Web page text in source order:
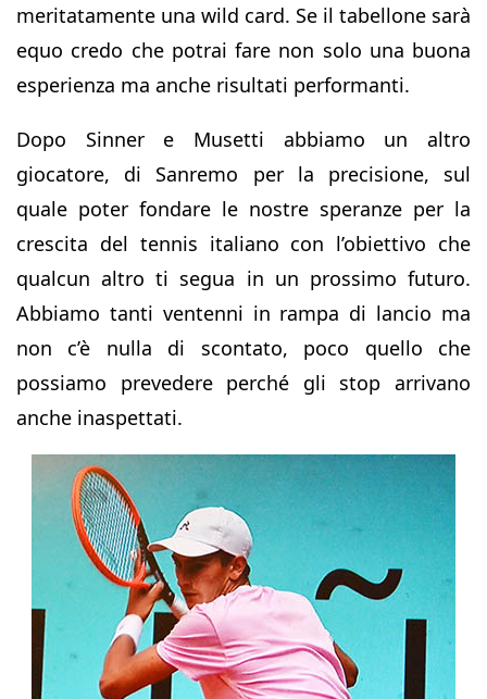
meritatamente una wild card. Se il tabellone sarà
equo credo che potrai fare non solo una buona
esperienza ma anche risultati performanti.
Dopo Sinner e Musetti abbiamo un altro
giocatore, di Sanremo per la precisione, sul
quale poter fondare le nostre speranze per la
crescita del tennis italiano con l’obiettivo che
qualcun altro ti segua in un prossimo futuro.
Abbiamo tanti ventenni in rampa di lancio ma
non c’è nulla di scontato, poco quello che
possiamo prevedere perché gli stop arrivano
anche inaspettati.